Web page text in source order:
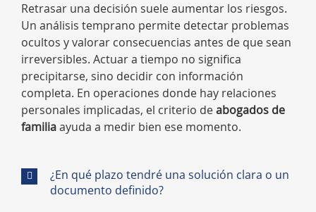
Retrasar una decisión suele aumentar los riesgos.
Un análisis temprano permite detectar problemas
ocultos y valorar consecuencias antes de que sean
irreversibles. Actuar a tiempo no significa
precipitarse, sino decidir con información
completa. En operaciones donde hay relaciones
personales implicadas, el criterio deabogados de
familiaayuda a medir bien ese momento.
¿En qué plazo tendré una solución clara o un
documento definido?